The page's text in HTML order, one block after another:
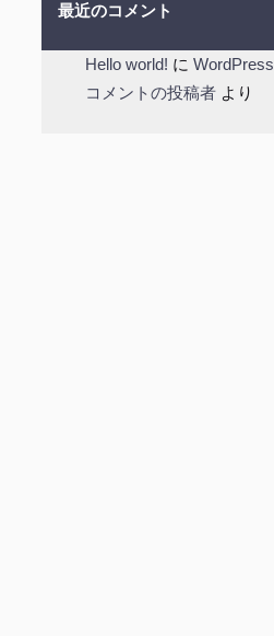
最近のコメント
Hello world! に WordPress
コメントの投稿者 より